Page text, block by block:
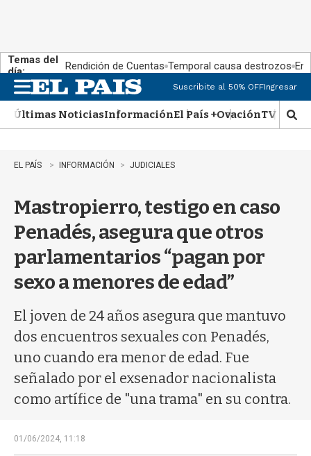
Temas del
día:
Rendición de Cuentas Temporal causa destrozos En
n
u
Suscribite al 50% OFFIngresar
Últimas NoticiasInformaciónEl País +OvaciónTV Show
M
o
EL PAÍS INFORMACIÓN JUDICIALES
Mastropierro, testigo en caso
Penadés, asegura que otros
parlamentarios “pagan por
sexo a menores de edad”
El joven de 24 años asegura que mantuvo
dos encuentros sexuales con Penadés,
uno cuando era menor de edad. Fue
señalado por el exsenador nacionalista
como artífice de "una trama" en su contra.
01/06/2024, 11:18